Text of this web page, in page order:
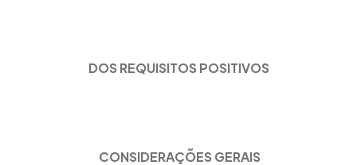
DOS REQUISITOS POSITIVOS
CONSIDERAÇÕES GERAIS